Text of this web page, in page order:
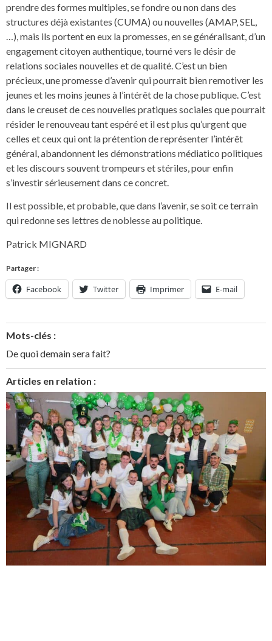
prendre des formes multiples, se fondre ou non dans des
structures déjà existantes (CUMA) ou nouvelles (AMAP, SEL,
…), mais ils portent en eux la promesses, en se généralisant, d’un
engagement citoyen authentique, tourné vers le désir de
relations sociales nouvelles et de qualité. C’est un bien
précieux, une promesse d’avenir qui pourrait bien remotiver les
jeunes et les moins jeunes à l’intérêt de la chose publique. C’est
dans le creuset de ces nouvelles pratiques sociales que pourrait
résider le renouveau tant espéré et il est plus qu’urgent que
celles et ceux qui ont la prétention de représenter l’intérêt
général, abandonnent les démonstrations médiatico politiques
et les discours souvent trompeurs et stériles, pour enfin
s’investir sérieusement dans ce concret.
Il est possible, et probable, que dans l’avenir, se soit ce terrain
qui redonne ses lettres de noblesse au politique.
Patrick MIGNARD
Partager :
Facebook Twitter Imprimer E-mail
Mots-clés :
De quoi demain sera fait?
Articles en relation :